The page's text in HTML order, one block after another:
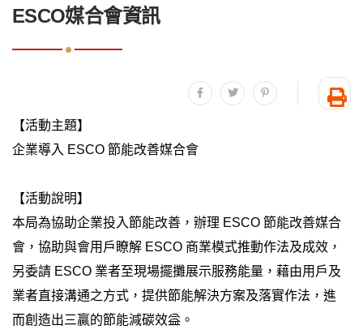
ESCO媒合會資訊
分享至facebook
分享至twitter分享至plurk
友
【活動主題】
企業導入 ESCO 節能改善媒合會
【活動說明】
本局為協助企業投入節能改善，辦理 ESCO 節能改善媒合
會，協助與會用戶瞭解 ESCO 商業模式推動作法及成效，
另委請 ESCO 業者至現場擺攤展示服務能量，藉由用戶及
業者直接溝通之方式，提供節能解決方案及落實作法，進
而創造出三贏的節能減碳效益。